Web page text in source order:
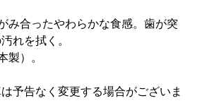
み合ったやわらかな食感。歯が突
れを拭く。
製）。
予告なく変更する場合がございま